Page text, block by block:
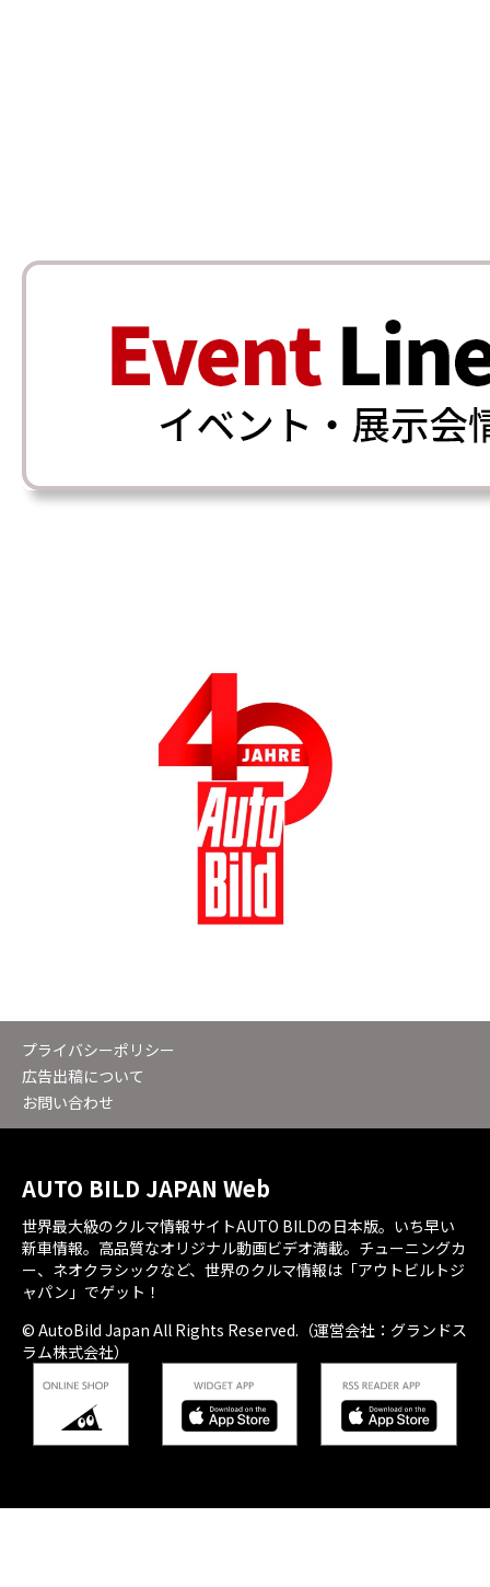
プライバシーポリシー
広告出稿について
お問い合わせ
AUTO BILD JAPAN Web
世界最大級のクルマ情報サイトAUTO BILDの日本版。いち早い
新車情報。高品質なオリジナル動画ビデオ満載。チューニングカ
ー、ネオクラシックなど、世界のクルマ情報は「アウトビルトジ
ャパン」でゲット！
© AutoBild Japan All Rights Reserved.（運営会社：グランドス
ラム株式会社）